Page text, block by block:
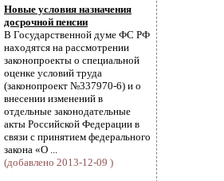
Новые условия назначения
досрочной пенсии
В Государственной думе ФС РФ
находятся на рассмотрении
законопроекты о специальной
оценке условий труда
(законопроект №337970-6) и о
внесении изменений в
отдельные законодательные
акты Российской Федерации в
связи с принятием федерального
закона «О ...
(добавлено 2013-12-09 )